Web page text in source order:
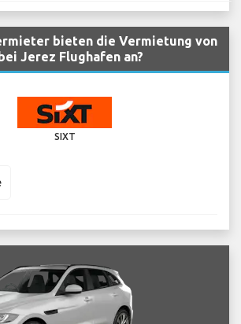
bieten die Vermietung von
Jerez Flughafen an?
SIXT